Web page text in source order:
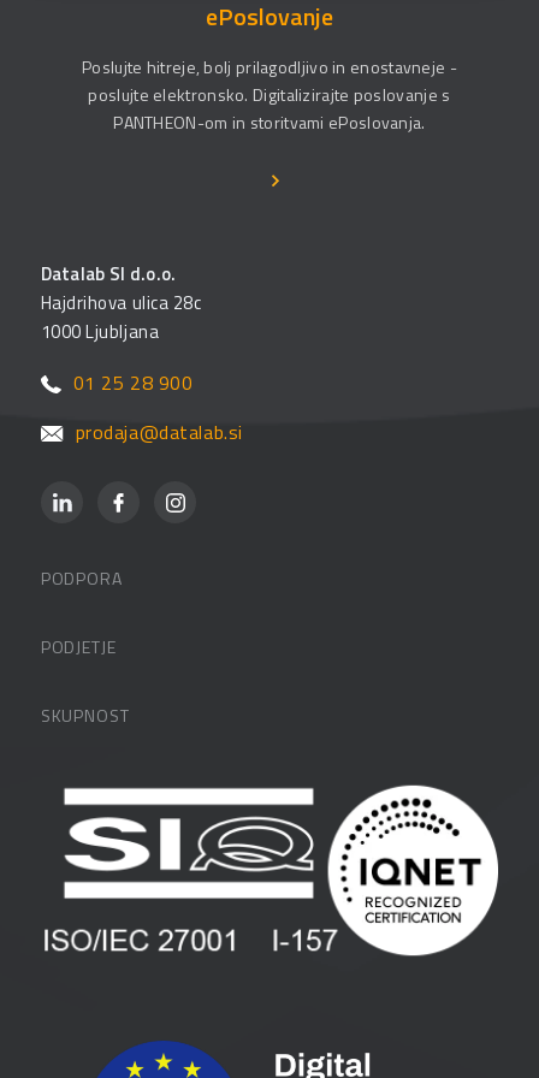
ePoslovanje
Poslujte hitreje, bolj prilagodljivo in enostavneje -
poslujte elektronsko. Digitalizirajte poslovanje s
PANTHEON-om in storitvami ePoslovanja.
Datalab SI d.o.o.
Hajdrihova ulica 28c
1000 Ljubljana
01 25 28 900
prodaja@datalab.si
PODPORA
FAQ – pogosta vprašanja
PODJETJE
Zaposlitev
Vlagatelji
Pogoji in pogodbe
SKUPNOST
Blog
Spletni seminarji